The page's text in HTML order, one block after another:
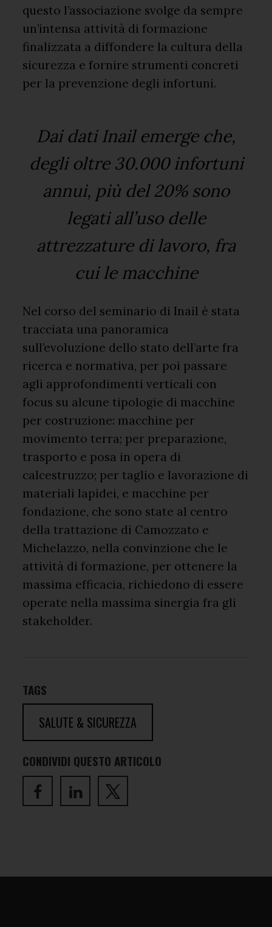
questo l’associazione svolge da sempre
un’intensa attività di formazione
finalizzata a diffondere la cultura della
sicurezza e fornire strumenti concreti
per la prevenzione degli infortuni.
Dai dati Inail emerge che,
degli oltre 30.000 infortuni
annui, più del 20% sono
legati all’uso delle
attrezzature di lavoro, fra
cui le macchine
Nel corso del seminario di Inail è stata
tracciata una panoramica
sull’evoluzione dello stato dell’arte fra
ricerca e normativa, per poi passare
agli approfondimenti verticali con
focus su alcune tipologie di macchine
per costruzione: macchine per
movimento terra; per preparazione,
trasporto e posa in opera di
calcestruzzo; per taglio e lavorazione di
materiali lapidei, e macchine per
fondazione, che sono state al centro
della trattazione di Camozzato e
Michelazzo, nella convinzione che le
attività di formazione, per ottenere la
massima efficacia, richiedono di essere
operate nella massima sinergia fra gli
stakeholder.
TAGS
SALUTE & SICUREZZA
CONDIVIDI QUESTO ARTICOLO